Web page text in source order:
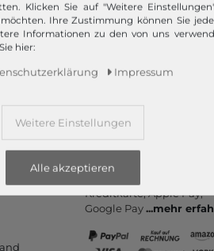
Mehr dazu!
Zahlungsarten
PayPal, Kauf auf
Kredit­karte, Apple Pay,
Google Pay...mehr
Klicken Sie auf "Weitere
Ihre Zustimmung können Sie
Informationen zu den von uns
hier:
Impressum
Weitere Einstellungen
Alle akzeptieren